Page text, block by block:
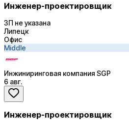
Инженер-проектировщик
ЗП не указана
Липецк
Офис
Middle
Инжиниринговая компания SGP
6 авг.
Инженер-проектировщик